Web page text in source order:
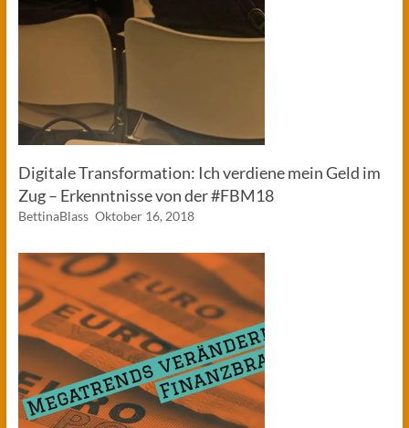
Digitale Transformation: Ich verdiene mein Geld im
Zug – Erkenntnisse von der #FBM18
BettinaBlass Oktober 16, 2018